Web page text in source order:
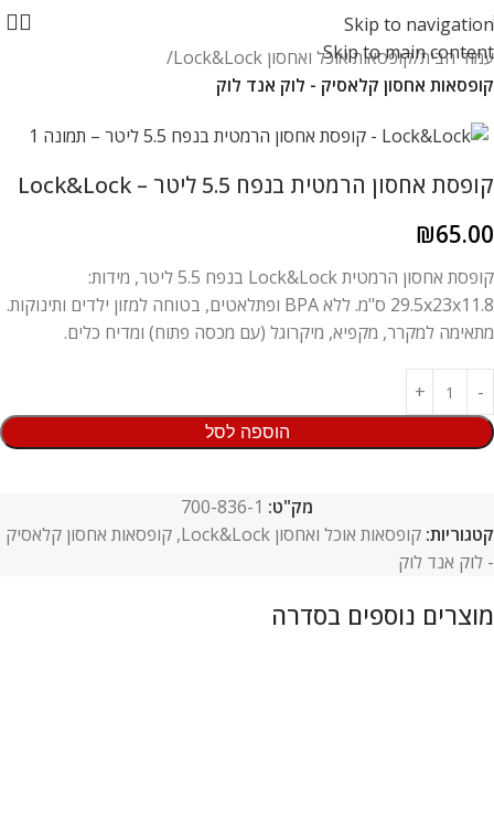
Skip to navigation
Skip to main content
עמוד הבית קופסאות אוכל ואחסון Lock&Lock
קופסאות אחסון קלאסיק - לוק אנד לוק
קופסת אחסון הרמטית בנפח 5.5 ליטר – Lock&Lock
₪65.00
קופסת אחסון הרמטית Lock&Lock בנפח 5.5 ליטר, מידות:
29.5x23x11.8 ס"מ. ללא BPA ופתלאטים, בטוחה למזון ילדים ותינוקות.
מתאימה למקרר, מקפיא, מיקרוגל (עם מכסה פתוח) ומדיח כלים.
הוספה לסל
מק"ט: 700-836-1
קטגוריות: קופסאות אוכל ואחסון Lock&Lock , קופסאות אחסון קלאסיק
- לוק אנד לוק